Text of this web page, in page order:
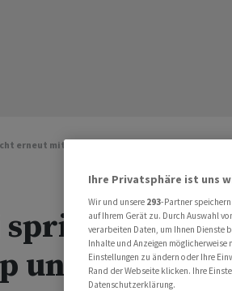
erneut mit Trump und Macron
spricht erneut
und Macron
Ihre Privatsphäre ist uns
Wir und unsere 293-Partner
auf Ihrem Gerät zu. Durch Auswahl
verarbeiten Daten, um Ihnen Dienste
Inhalte und Anzeigen möglicherweise
Einstellungen zu ändern oder Ihre
Rand der Webseite klicken. Ihre
Datenschutzerklärung.